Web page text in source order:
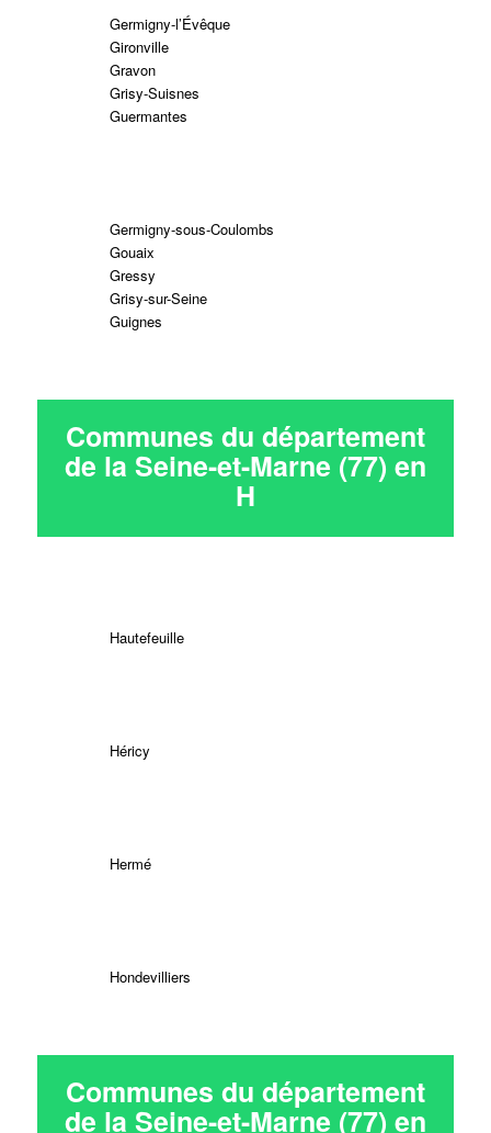
Germigny-l’Évêque
Gironville
Gravon
Grisy-Suisnes
Guermantes
Germigny-sous-Coulombs
Gouaix
Gressy
Grisy-sur-Seine
Guignes
Communes du département
de la Seine-et-Marne (77) en
H
Hautefeuille
Héricy
Hermé
Hondevilliers
Communes du département
de la Seine-et-Marne (77) en